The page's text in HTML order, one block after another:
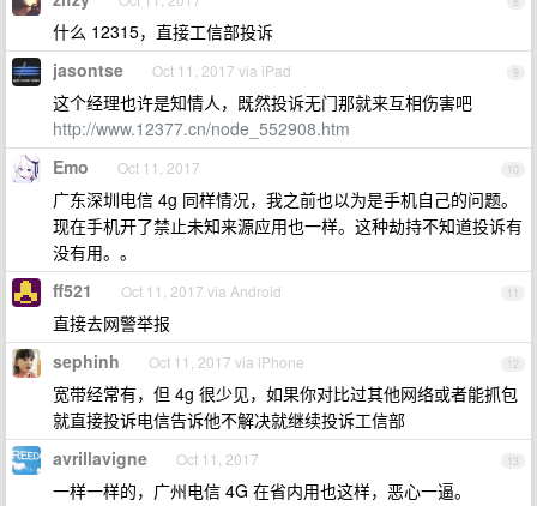
什么 12315，直接工信部投诉
9
jasontse Oct 11, 2017 via iPad
这个经理也许是知情人，既然投诉无门那就来互相伤害吧
http://www.12377.cn/node_552908.htm
10
Emo Oct 11, 2017
广东深圳电信 4g 同样情况，我之前也以为是手机自己的问题。
现在手机开了禁止未知来源应用也一样。这种劫持不知道投诉有
没有用。。
11
ff521 Oct 11, 2017 via Android
直接去网警举报
12
sephinh Oct 11, 2017 via iPhone
宽带经常有，但 4g 很少见，如果你对比过其他网络或者能抓包
就直接投诉电信告诉他不解决就继续投诉工信部
13
avrillavigne Oct 11, 2017
一样一样的，广州电信 4G 在省内用也这样，恶心一逼。